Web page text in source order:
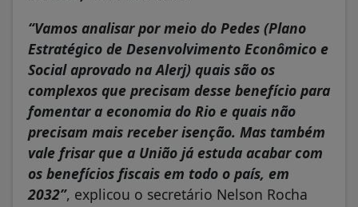
“Vamos analisar por meio do Pedes (Plano
Estratégico de Desenvolvimento Econômico e
Social aprovado na Alerj) quais são os
complexos que precisam desse benefício para
fomentar a economia do Rio e quais não
precisam mais receber isenção. Mas também
vale frisar que a União já estuda acabar com
os benefícios fiscais em todo o país, em
2032”, explicou o secretário Nelson Rocha